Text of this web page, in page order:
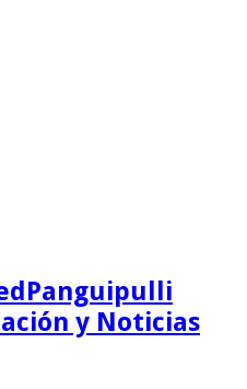
y Noticias